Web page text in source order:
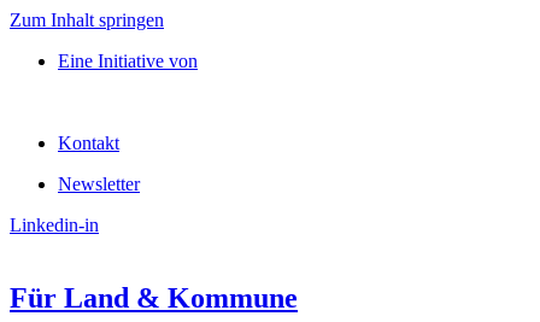
Zum Inhalt springen
Eine Initiative von
Kontakt
Newsletter
Linkedin-in
Für Land & Kommune